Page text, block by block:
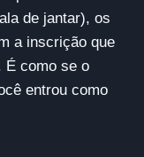
de jantar), os
a inscrição que
É como se o
entrou como